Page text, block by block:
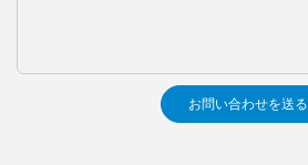
お問い合わせを送る